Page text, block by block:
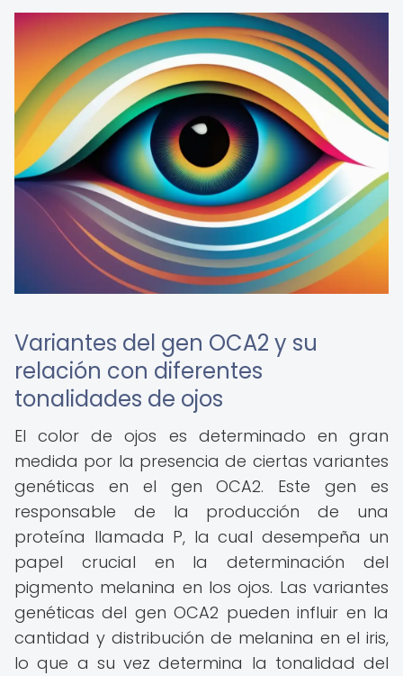
Variantes del gen OCA2 y su
relación con diferentes
tonalidades de ojos
El color de ojos es determinado en gran
medida por la presencia de ciertas variantes
genéticas en el gen OCA2. Este gen es
responsable de la producción de una
proteína llamada P, la cual desempeña un
papel crucial en la determinación del
pigmento melanina en los ojos. Las variantes
genéticas del gen OCA2 pueden influir en la
cantidad y distribución de melanina en el iris,
lo que a su vez determina la tonalidad del